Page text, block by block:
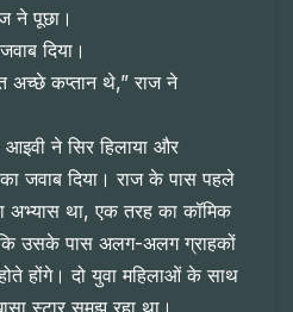
ने पूछा।
दिया।
अच्छे कप्तान थे,” राज ने
ने सिर हिलाया और
जवाब दिया। राज के पास पहले
अभ्यास था, एक तरह का कॉमिक
उसके पास अलग-अलग ग्राहकों
होंगे। दो युवा महिलाओं के साथ